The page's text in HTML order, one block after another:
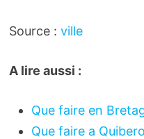
Source : ville
A lire aussi :
Que faire en
Que faire a